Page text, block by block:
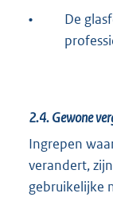
•
De
2.4.Gewone
Ingrepen
verandert,
gebruikelijke